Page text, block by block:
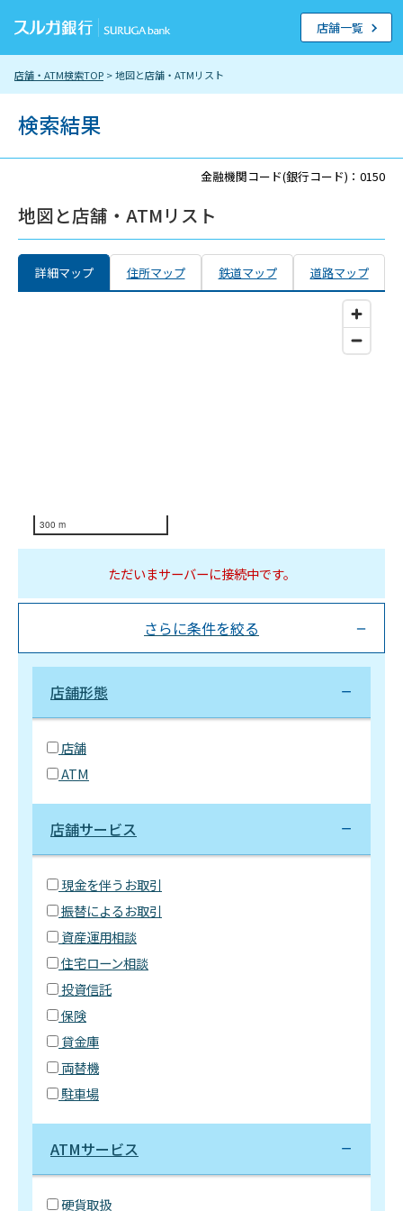
店舗・ATM検索TOP > 地図と店舗・ATMリスト
店舗一覧
検索結果
金融機関コード(銀行コード)：0150
地図と店舗・ATMリスト
詳細マップ 住所マップ 鉄道マップ 道路マップ
300 m
ただいまサーバーに接続中です。
さらに条件を絞る
店舗形態
店舗
ATM
店舗サービス
現金を伴うお取引
振替によるお取引
資産運用相談
住宅ローン相談
投資信託
保険
貸金庫
両替機
駐車場
ATMサービス
硬貨取扱